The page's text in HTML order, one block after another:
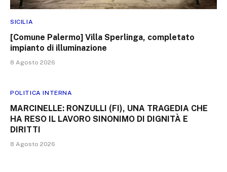
SICILIA
[Comune Palermo] Villa Sperlinga, completato
impianto di illuminazione
8 Agosto 2026
POLITICA INTERNA
MARCINELLE: RONZULLI (FI), UNA TRAGEDIA CHE
HA RESO IL LAVORO SINONIMO DI DIGNITÀ E
DIRITTI
8 Agosto 2026